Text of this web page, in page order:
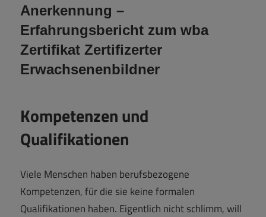
Anerkennung –
Erfahrungsbericht zum wba
Zertifikat Zertifizerter
Erwachsenenbildner
Kompetenzen und
Qualifikationen
Viele Menschen haben berufsbezogene
Kompetenzen, für die sie keine formalen
Qualifikationen haben. Eigentlich nicht schlimm, will